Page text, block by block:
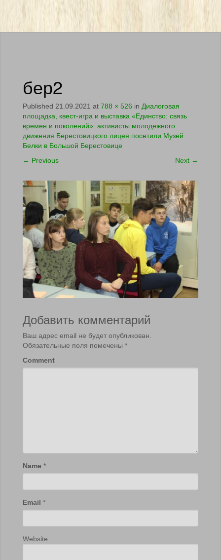
бер2
Published 21.09.2021 at 788 × 526 in Диалоговая
площадка, квест-игра и выставка «Единство: связь
времен и поколений»: активисты молодежного
движения Берестовицкого лицея посетили Музей
Белки в Большой Берестовице
← Previous Next →
Добавить комментарий
Ваш адрес email не будет опубликован.
Обязательные поля помечены *
Comment
Name *
Email *
Website